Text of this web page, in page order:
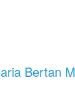
Bertan